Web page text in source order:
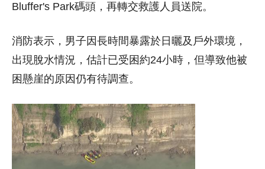
Bluffer's Park碼頭，再轉交救護人員送院。
消防表示，男子因長時間暴露於日曬及戶外環境，
出現脫水情況，估計已受困約24小時，但導致他被
困懸崖的原因仍有待調查。